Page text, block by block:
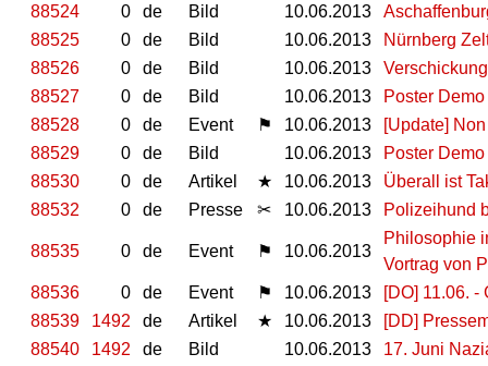
88524
0 de Bild 10.06.2013
88525
0 de Bild 10.06.2013
Nürnberg
88526
0 de Bild 10.06.2013
Verschickung
88527
0 de Bild 10.06.2013
Poster Demo
88528
0 de Event ⚑ 10.06.2013
[Update]
88529
0 de Bild 10.06.2013
Poster Demo
88530
0 de Artikel ★ 10.06.2013
Überall ist
88532
0 de Presse ✂ 10.06.2013 Polizeihund
88535 0 de Event ⚑ 10.06.2013
Philosophie
Vortrag von
88536
0 de Event ⚑ 10.06.2013
[DO] 11.06.
88539
1492 de Artikel ★ 10.06.2013
[DD]
88540
1492 de Bild 10.06.2013
17. Juni